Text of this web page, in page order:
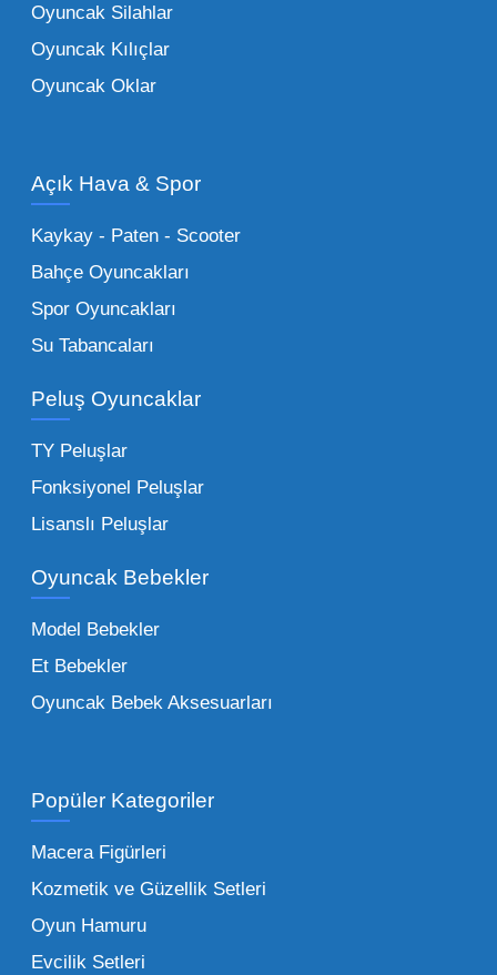
ebeveynlerin son yıllarda en çok satın aldığı
ürün grupları arasında yer almaktadır.
Oyuncak Araçlar:
stok imkanımızla sunulmaktadır.
Küçük Oyuncaklar:
sağlayan toptan küçük oyuncaklar, bakkallar,
Bu kategorideki küçük oyuncaklar toptan
alımlarda çok düşük maliyetlerle yüksek
adetli stok yapmanıza olanak tanır. Özellikle
sürpriz paketler ve figürler, çocukların
harçlıklarıyla kolayca alabildiği ürünlerdir.
Çocuk Oyuncakları Toptan Seçenekleri:
Bebeklik döneminden ergenliğe kadar geniş
toptan tedariği yaparken, piyasadaki en son
figürlerden geleneksel oyun setlerine kadar
her şeyi portföyümüzde bulabilirsiniz.
İşletmeler için toptan oyuncak satış ve alımı
şüphesiz ki birim maliyetin düşmesidir.
Oyuncak toptan kanalına geçildiğinde,
perakende satış fiyatı ile alış fiyatı arasındaki
makas açılır ve bu da ciddi kâr marjları elde
Oyuncak Silahlar
Oyuncak Kılıçlar
Oyuncak Oklar
Açık Hava & Spor
Kaykay - Paten - Scooter
Bahçe Oyuncakları
Spor Oyuncakları
Su Tabancaları
Peluş Oyuncaklar
TY Peluşlar
Fonksiyonel Peluşlar
Lisanslı Peluşlar
Oyuncak Bebekler
Model Bebekler
Et Bebekler
Oyuncak Bebek Aksesuarları
Popüler Kategoriler
Macera Figürleri
Kozmetik ve Güzellik Setleri
Oyun Hamuru
Evcilik Setleri